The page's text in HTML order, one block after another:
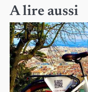
l’article
A lire aussi